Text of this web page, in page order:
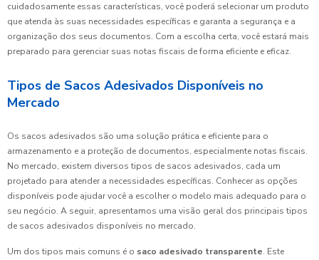
cuidadosamente essas características, você poderá selecionar um produto
que atenda às suas necessidades específicas e garanta a segurança e a
organização dos seus documentos. Com a escolha certa, você estará mais
preparado para gerenciar suas notas fiscais de forma eficiente e eficaz.
Tipos de Sacos Adesivados Disponíveis no
Mercado
Os sacos adesivados são uma solução prática e eficiente para o
armazenamento e a proteção de documentos, especialmente notas fiscais.
No mercado, existem diversos tipos de sacos adesivados, cada um
projetado para atender a necessidades específicas. Conhecer as opções
disponíveis pode ajudar você a escolher o modelo mais adequado para o
seu negócio. A seguir, apresentamos uma visão geral dos principais tipos
de sacos adesivados disponíveis no mercado.
Um dos tipos mais comuns é o saco adesivado transparente. Este